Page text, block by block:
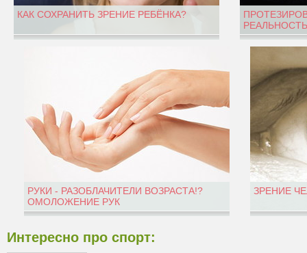
КАК СОХРАНИТЬ ЗРЕНИЕ РЕБЁНКА?
РУКИ - РАЗОБЛАЧИТЕЛИ ВОЗРАСТА!?
ОМОЛОЖЕНИЕ РУК
ЗРЕНИЕ
Интересно про спорт: